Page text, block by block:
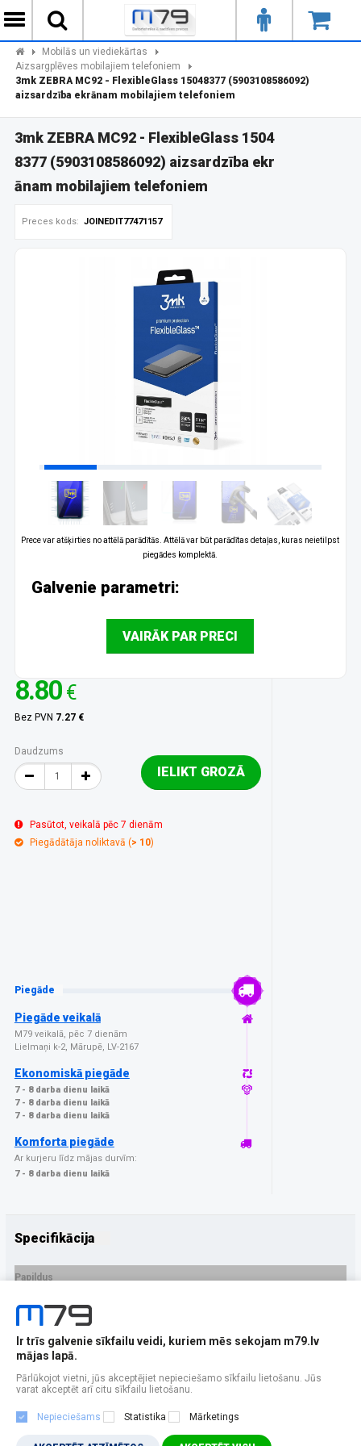
Mobilās un viediekārtas
Aizsargplēves mobilajiem telefoniem
3mk ZEBRA MC92 - FlexibleGlass 15048377 (5903108586092)
aizsardzība ekrānam mobilajiem telefoniem
3mk ZEBRA MC92 - FlexibleGlass 1504
8377 (5903108586092) aizsardzība ekr
ānam mobilajiem telefoniem
Preces kods: JOINEDIT77471157
Prece var atšķirties no attēlā parādītās. Attēlā var būt parādītas detaļas, kuras neietilpst
piegādes komplektā.
Galvenie parametri:
VAIRĀK PAR PRECI
8.80 €
Bez PVN 7.27 €
Daudzums
IELIKT GROZĀ
Pasūtot, veikalā pēc 7 dienām
Piegādātāja noliktavā (> 10)
Piegāde
Piegāde veikalā
M79 veikalā, pēc 7 dienām
Lielmaņi k-2, Mārupē, LV-2167
Ekonomiskā piegāde
7 - 8 darba dienu laikā
7 - 8 darba dienu laikā
7 - 8 darba dienu laikā
Komforta piegāde
Ar kurjeru līdz mājas durvīm:
7 - 8 darba dienu laikā
Specifikācija
Papildus
Ražotājs
PRECES APRAKSTS
EAN - 5903108586092
Ir trīs galvenie sīkfailu veidi, kuriem mēs sekojam m79.lv
mājas lapā.
Pārlūkojot vietni, jūs akceptējiet nepieciešamo sīkfailu lietošanu. Jūs
varat akceptēt arī citu sīkfailu lietošanu.
Nepieciešams Statistika Mārketings